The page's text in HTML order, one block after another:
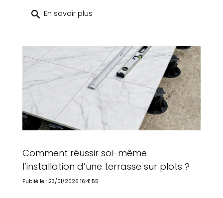
search En savoir plus
Comment réussir soi-même
l’installation d’une terrasse sur plots ?
Publié le : 23/01/2026 16:41:55